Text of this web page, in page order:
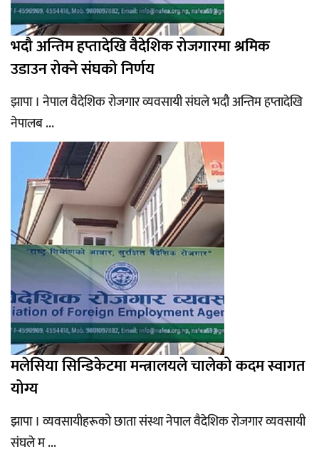
भदौ अन्तिम हप्तादेखि वैदेशिक रोजगारमा श्रमिक
उडाउन रोक्ने संघको निर्णय
झापा । नेपाल वैदेशिक रोजगार व्यवसायी संघले भदौ अन्तिम हप्तादेखि
नेपालब ...
मलेसिया सिन्डिकेटमा मन्त्रालयले चालेको कदम स्वागत
योग्य
झापा । व्यवसायीहरूको छाता संस्था नेपाल वैदेशिक रोजगार व्यवसायी
संघले म ...